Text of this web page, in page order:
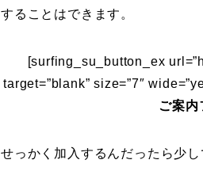
することはできます。
[surfing_su_button_ex
target=”blank” size=”7″
ご案内
せっかく加入するんだったら少